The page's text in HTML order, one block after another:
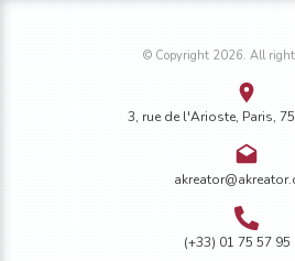
© Copyright 2026. All
3, rue de l'Arioste, Paris,
(+33) 01 75 57 95